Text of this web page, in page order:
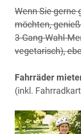
Wenn Sie gerne
möchten,
3-Gang-Wahl-
vegetarisch),
Fahrräder
(inkl.